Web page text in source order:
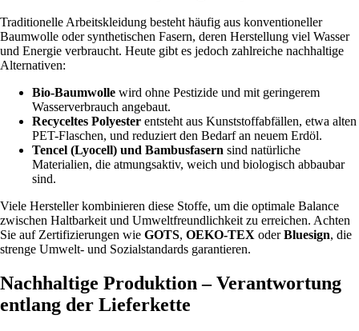
Traditionelle Arbeitskleidung besteht häufig aus konventioneller
Baumwolle oder synthetischen Fasern, deren Herstellung viel Wasser
und Energie verbraucht. Heute gibt es jedoch zahlreiche nachhaltige
Alternativen:
Bio-Baumwolle wird ohne Pestizide und mit geringerem
Wasserverbrauch angebaut.
Recyceltes Polyester entsteht aus Kunststoffabfällen, etwa alten
PET-Flaschen, und reduziert den Bedarf an neuem Erdöl.
Tencel (Lyocell) und Bambusfasern sind natürliche
Materialien, die atmungsaktiv, weich und biologisch abbaubar
sind.
Viele Hersteller kombinieren diese Stoffe, um die optimale Balance
zwischen Haltbarkeit und Umweltfreundlichkeit zu erreichen. Achten
Sie auf Zertifizierungen wie GOTS, OEKO-TEX oderBluesign, die
strenge Umwelt- und Sozialstandards garantieren.
Nachhaltige Produktion – Verantwortung
entlang der Lieferkette